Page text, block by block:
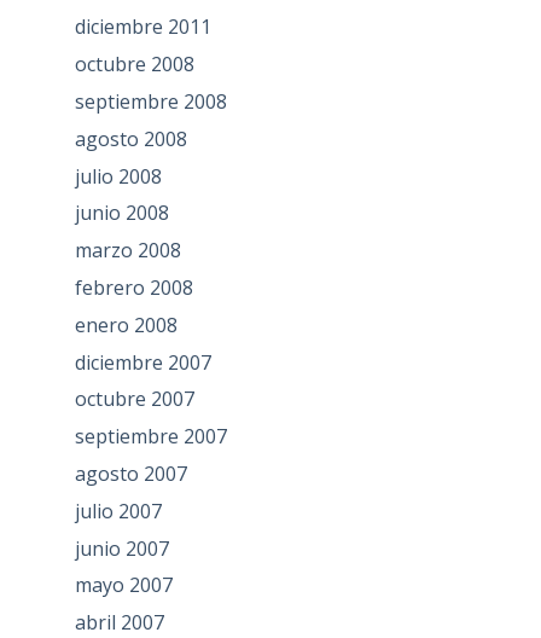
diciembre 2011
octubre 2008
septiembre 2008
agosto 2008
julio 2008
junio 2008
marzo 2008
febrero 2008
enero 2008
diciembre 2007
octubre 2007
septiembre 2007
agosto 2007
julio 2007
junio 2007
mayo 2007
abril 2007